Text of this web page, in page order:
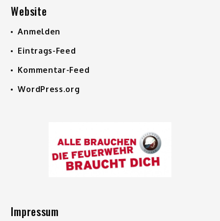
Website
Anmelden
Eintrags-Feed
Kommentar-Feed
WordPress.org
Impressum